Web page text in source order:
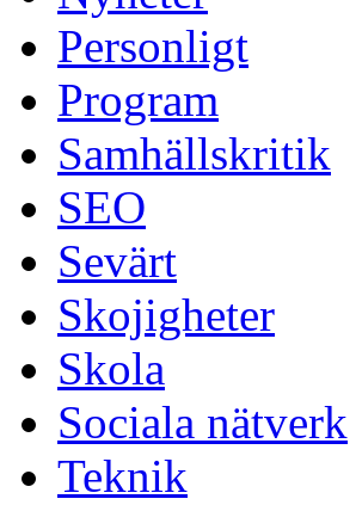
Personligt
Program
Samhällskritik
SEO
Sevärt
Skojigheter
Skola
Sociala nätverk
Teknik